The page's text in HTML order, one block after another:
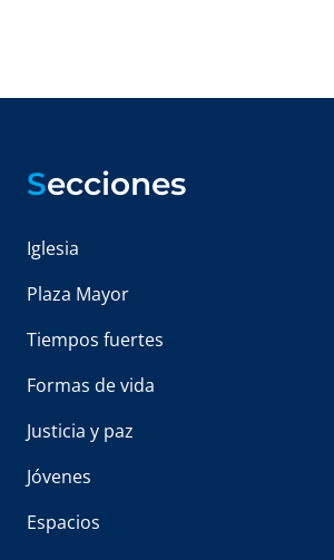
Secciones
Iglesia
Plaza Mayor
Tiempos fuertes
Formas de vida
Justicia y paz
Jóvenes
Espacios